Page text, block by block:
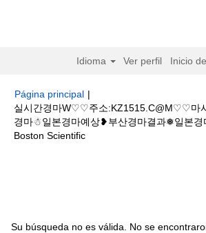
Idioma Ver perfil Inicio
Página principal |
실시간경마W♡♡주소:KZ1515.C@M♡♡마
경마☃일본경마예상❥부산경마결과❅일본경
Boston Scientific(página
Su búsqueda no es válida. No se